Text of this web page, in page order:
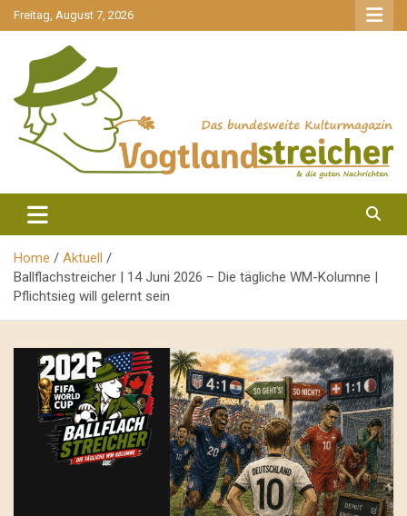
gehe
zum
Freitag, August 7, 2026
Vogtlandstreicher
Home
Aktuell
Ballflachstreicher | 14 Juni 2026 – Die tägliche WM-Kolumne |
Pflichtsieg will gelernt sein